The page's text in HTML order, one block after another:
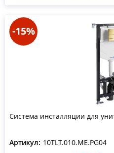
-15%
Система инсталляции для
Артикул: 10TLT.010.ME.PG04